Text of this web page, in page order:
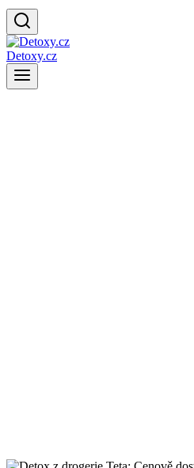
Detoxy.cz